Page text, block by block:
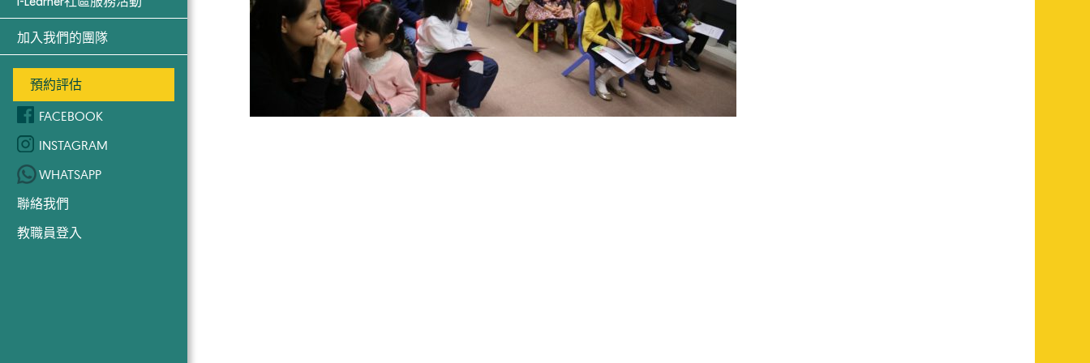
加入我們的團隊
預約評估
FACEBOOK
INSTAGRAM
WHATSAPP
聯絡我們
教職員登入